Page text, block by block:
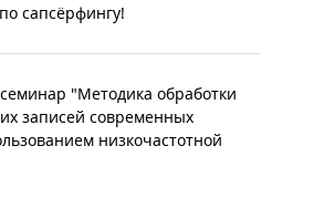
сапсёрфингу!
"Методика обработки
записей современных
низкочастотной